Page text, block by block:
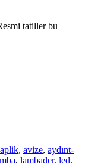
tatiller bu
aplik, avize, aydınt-
, lambader, led,